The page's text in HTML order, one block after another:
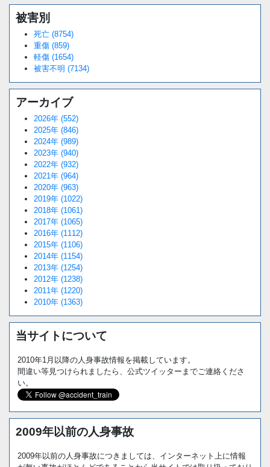
被害別
死亡 (8754)
重傷 (859)
軽傷 (1654)
被害不明 (7134)
アーカイブ
2026年 (552)
2025年 (846)
2024年 (989)
2023年 (940)
2022年 (932)
2021年 (964)
2020年 (963)
2019年 (1022)
2018年 (1061)
2017年 (1065)
2016年 (1112)
2015年 (1106)
2014年 (1154)
2013年 (1254)
2012年 (1238)
2011年 (1220)
2010年 (1363)
当サイトについて
2010年1月以降の人身事故情報を掲載しています。
間違い等見つけられましたら、公式ツイッターまでご連絡くださ
い。
2009年以前の人身事故
2009年以前の人身事故につきましては、インターネット上に情報